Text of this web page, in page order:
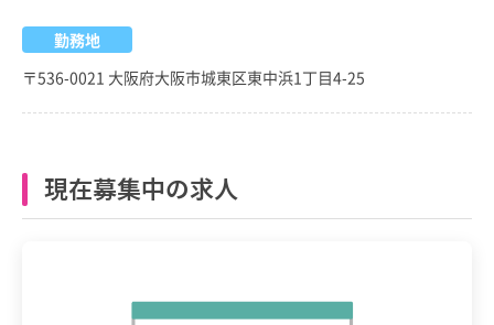
勤務地
〒536-0021 大阪府大阪市城東区東中浜1丁目4-25
現在募集中の求人